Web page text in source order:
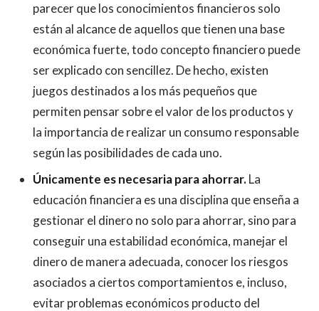
parecer que los conocimientos financieros solo
están al alcance de aquellos que tienen una base
económica fuerte, todo concepto financiero puede
ser explicado con sencillez. De hecho, existen
juegos destinados a los más pequeños que
permiten pensar sobre el valor de los productos y
la importancia de realizar un consumo responsable
según las posibilidades de cada uno.
Únicamente es necesaria para ahorrar.La
educación financiera es una disciplina que enseña a
gestionar el dinero no solo para ahorrar, sino para
conseguir una estabilidad económica, manejar el
dinero de manera adecuada, conocer los riesgos
asociados a ciertos comportamientos e, incluso,
evitar problemas económicos producto del